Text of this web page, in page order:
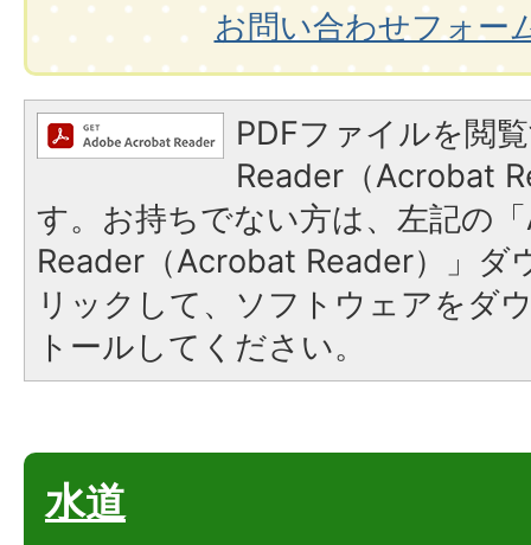
お問い合わせフォー
PDFファイルを閲
Reader（Acrobat
す。お持ちでない方は、左記の
Reader（Acrobat Reader）」ダ
リックして、ソフトウェアをダ
トールしてください。
水道